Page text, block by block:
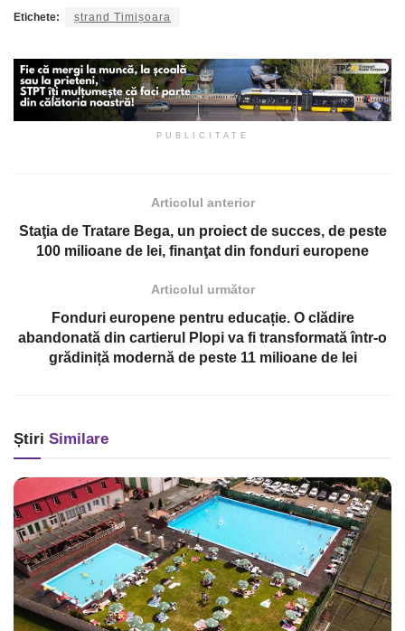
Etichete: ștrand Timișoara
PUBLICITATE
Articolul anterior
Staţia de Tratare Bega, un proiect de succes, de peste
100 milioane de lei, finanţat din fonduri europene
Articolul următor
Fonduri europene pentru educație. O clădire
abandonată din cartierul Plopi va fi transformată într-o
grădiniță modernă de peste 11 milioane de lei
Știri Similare